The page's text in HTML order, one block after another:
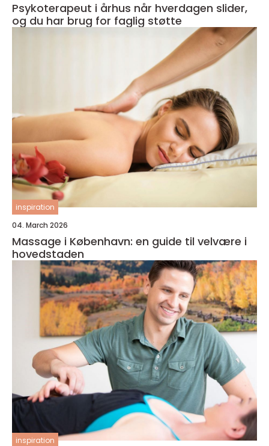
Psykoterapeut i århus når hverdagen slider,
og du har brug for faglig støtte
inspiration
04. March 2026
Massage i København: en guide til velvære i
hovedstaden
inspiration